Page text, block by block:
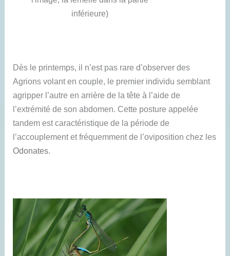
inférieure)
Dès le printemps, il n’est pas rare d’observer des
Agrions volant en couple, le premier individu semblant
agripper l’autre en arrière de la tête à l’aide de
l’extrémité de son abdomen. Cette posture appelée
tandem est caractéristique de la période de
l’accouplement et fréquemment de l’oviposition chez les
Odonates